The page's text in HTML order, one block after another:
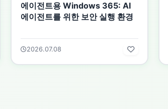
에이전트용 Windows 365: AI
에이전트를 위한 보안 실행 환경
2026.07.08